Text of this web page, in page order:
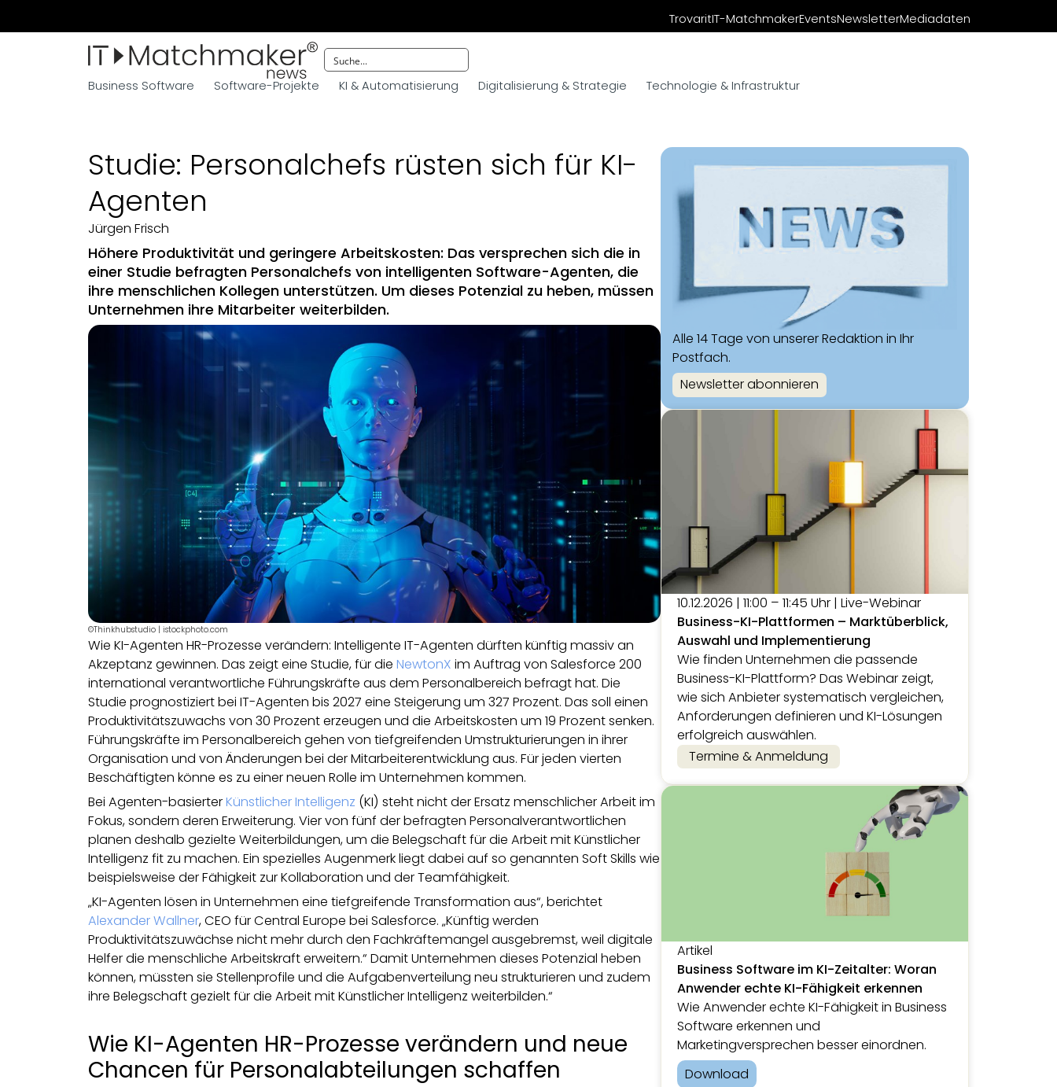
TrovaritIT-MatchmakerEventsNewsletterMediadaten
Business Software Software-Projekte KI & Automatisierung Digitalisierung & Strategie Technologie & Infrastruktur
Studie: Personalchefs rüsten sich für KI-
Agenten
Jürgen Frisch
Höhere Produktivität und geringere Arbeitskosten: Das versprechen sich die in
einer Studie befragten Personalchefs von intelligenten Software-Agenten, die
ihre menschlichen Kollegen unterstützen. Um dieses Potenzial zu heben, müssen
Unternehmen ihre Mitarbeiter weiterbilden.
©Thinkhubstudio | istockphoto.com
Wie KI-Agenten HR-Prozesse verändern: Intelligente IT-Agenten dürften künftig massiv an
Akzeptanz gewinnen. Das zeigt eine Studie, für die NewtonX im Auftrag von Salesforce 200
international verantwortliche Führungskräfte aus dem Personalbereich befragt hat. Die
Studie prognostiziert bei IT-Agenten bis 2027 eine Steigerung um 327 Prozent. Das soll einen
Produktivitätszuwachs von 30 Prozent erzeugen und die Arbeitskosten um 19 Prozent senken.
Führungskräfte im Personalbereich gehen von tiefgreifenden Umstrukturierungen in ihrer
Organisation und von Änderungen bei der Mitarbeiterentwicklung aus. Für jeden vierten
Beschäftigten könne es zu einer neuen Rolle im Unternehmen kommen.
Bei Agenten-basierterKünstlicher Intelligenz (KI) steht nicht der Ersatz menschlicher Arbeit im
Fokus, sondern deren Erweiterung. Vier von fünf der befragten Personalverantwortlichen
planen deshalb gezielte Weiterbildungen, um die Belegschaft für die Arbeit mit Künstlicher
Intelligenz fit zu machen. Ein spezielles Augenmerk liegt dabei auf so genannten Soft Skills wie
beispielsweise der Fähigkeit zur Kollaboration und der Teamfähigkeit.
„KI-Agenten lösen in Unternehmen eine tiefgreifende Transformation aus“, berichtet
Alexander Wallner, CEO für Central Europe bei Salesforce. „Künftig werden
Produktivitätszuwächse nicht mehr durch den Fachkräftemangel ausgebremst, weil digitale
Helfer die menschliche Arbeitskraft erweitern.“ Damit Unternehmen dieses Potenzial heben
können, müssten sie Stellenprofile und die Aufgabenverteilung neu strukturieren und zudem
ihre Belegschaft gezielt für die Arbeit mit Künstlicher Intelligenz weiterbilden.“
Wie KI-Agenten HR-Prozesse verändern und neue
Chancen für Personalabteilungen schaffen
Alle 14 Tage von unserer Redaktion in Ihr
Postfach.
Newsletter abonnieren
10.12.2026 | 11:00 – 11:45 Uhr | Live-Webinar
Business-KI-Plattformen – Marktüberblick,
Auswahl und Implementierung
Wie finden Unternehmen die passende
Business-KI-Plattform? Das Webinar zeigt,
wie sich Anbieter systematisch vergleichen,
Anforderungen definieren und KI-Lösungen
erfolgreich auswählen.
Termine & Anmeldung
Artikel
Business Software im KI-Zeitalter: Woran
Anwender echte KI-Fähigkeit erkennen
Wie Anwender echte KI-Fähigkeit in Business
Software erkennen und
Marketingversprechen besser einordnen.
Download